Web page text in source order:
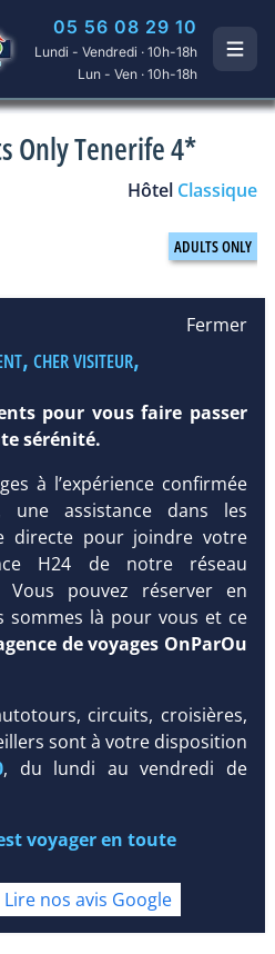
05 56 08 29 10
Lundi - Vendredi · 10h-18h
Lun - Ven · 10h-18h
Only Tenerife 4*
Hôtel Classique
DEVIS /
RÉSERVATION
22 °C
Longueur
m
Tx :9 %
km de
Fermer
cher visiteur,
pour vous faire passer
sérénité.
à l’expérience confirmée
une assistance dans les
directe pour joindre votre
H24 de notre réseau
Vous pouvez réserver en
sommes là pour vous et ce
de voyages OnParOu
circuits, croisières,
sont à votre disposition
, du lundi au vendredi de
voyager en toute
Lire nos avis Google